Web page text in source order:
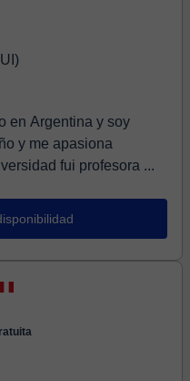
en Argentina y soy
y me apasiona
fui profesora ...